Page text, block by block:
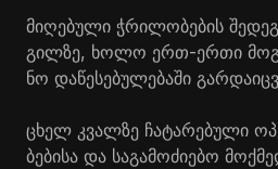
მი­ღე­ბუ­ლი ჭრი­ლო­ბე­ბის
გილ­ზე, ხოლო ერთ-ერთი
ნო და­წე­სე­ბუ­ლე­ბა­ში
ცხელ კვალ­ზე ჩა­ტა­რე­ბუ­ლი
ბე­ბი­სა და სა­გა­მო­ძი­ე­ბო